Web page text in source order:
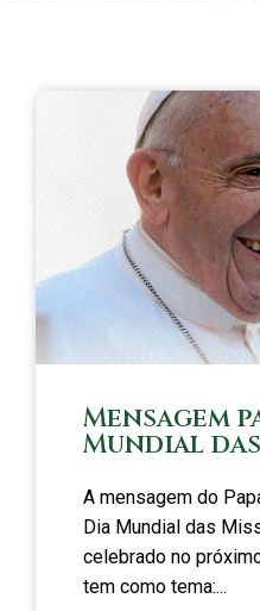
Mensagem
Mundial
A mensagem do
Dia Mundial das
celebrado no
tem como tema:...